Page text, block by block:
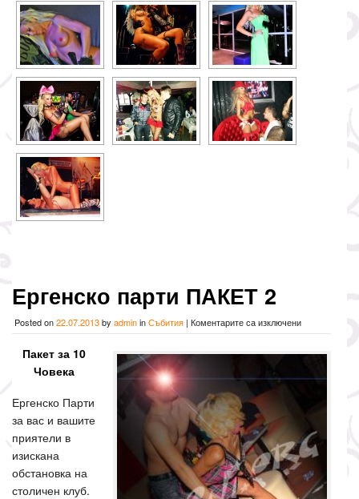
Ергенско парти ПАКЕТ 2
Posted on22.07.2013by admininСъбития | Коментарите са изключениза
Пакет за 10
Човека
Ергенско Парти
за вас и вашите
приятели в
изискана
обстановка на
столичен клуб.